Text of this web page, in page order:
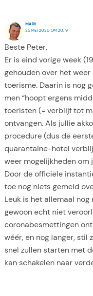
MARK
25 MEI 2020 OM 20:19
Beste Peter,
Er is eind vorige week
gehouden over het
toerisme. Daarin is nog
men “hoopt ergens
toeristen (= verblijf tot
ontvangen. Als jullie
procedure (dus de
quarantaine-hotel
weer mogelijkheden om
Door de officiële
toe nog niets gemeld
Leuk is het allemaal
gewoon echt niet
coronabesmettingen
wéér, en nog langer, stil
snel zullen starten met
kan schakelen naar